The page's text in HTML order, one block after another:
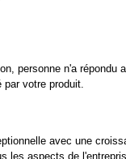
personne n'a répondu
votre produit.
avec une
les aspects de